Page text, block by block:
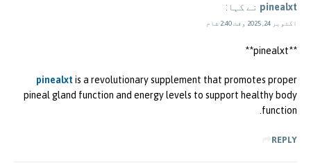
pinealxt نے کہا:
اکتوبر 24, 2025 وقت 2:40 شام
** pinealxt**
pinealxtis a revolutionary supplement that promotes proper
pineal gland function and energy levels to support healthy body
function.
REPLY